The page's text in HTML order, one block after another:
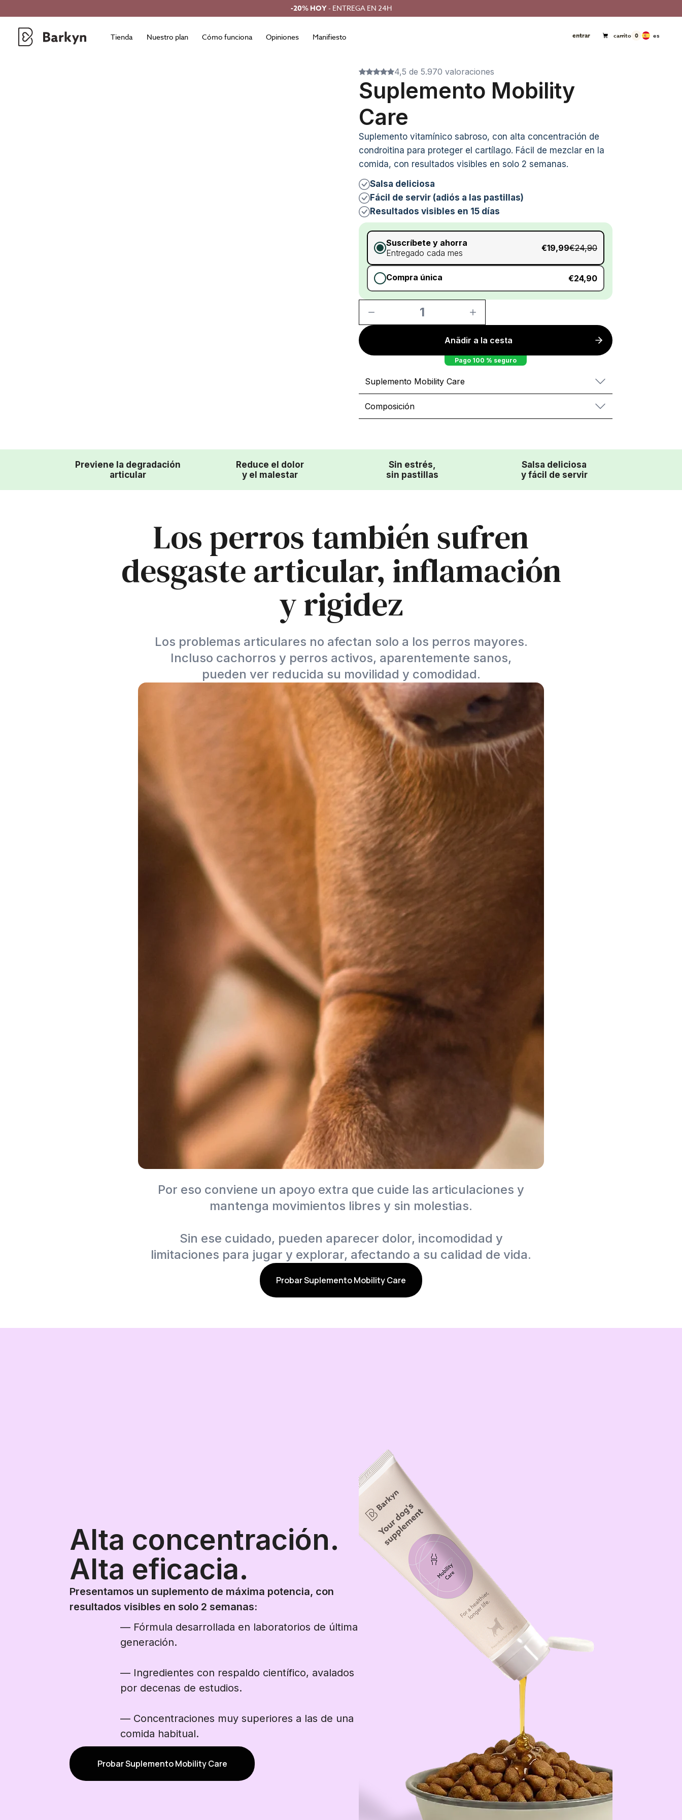
-20% HOY- ENTREGA EN 24H
Tienda Nuestro plan Cómo funciona Opiniones Manifiesto entrar carrito 0 es
4,5 de 5.970 valoraciones
Suplemento Mobility
Care
Suplemento vitamínico sabroso, con alta concentración de
condroitina para proteger el cartílago. Fácil de mezclar en la
comida, con resultados visibles en solo 2 semanas.
Salsa deliciosa
Fácil de servir (adiós a las pastillas)
Resultados visibles en 15 días
Suscríbete y ahorra
Entregado cada mes
€19,99€24,90
Compra única €24,90
1
Anãdir a la cesta
Pago 100 % seguro
Suplemento Mobility Care
Composición
Previene la degradación
articular
Reduce el dolor
y el malestar
Sin estrés,
sin pastillas
Salsa deliciosa
y fácil de servir
Los perros también sufren
desgaste articular, inflamación
y rigidez
Los problemas articulares no afectan solo a los perros mayores.
Incluso cachorros y perros activos, aparentemente sanos,
pueden ver reducida su movilidad y comodidad.
Por eso conviene un apoyo extra que cuide las articulaciones y
mantenga movimientos libres y sin molestias.
Sin ese cuidado, pueden aparecer dolor, incomodidad y
limitaciones para jugar y explorar, afectando a su calidad de vida.
Probar Suplemento Mobility Care
Alta concentración.
Alta eficacia.
Presentamos un suplemento de máxima potencia, con
resultados visibles en solo 2 semanas:
— Fórmula desarrollada en laboratorios de última
generación.
— Ingredientes con respaldo científico, avalados
por decenas de estudios.
— Concentraciones muy superiores a las de una
comida habitual.
Probar Suplemento Mobility Care